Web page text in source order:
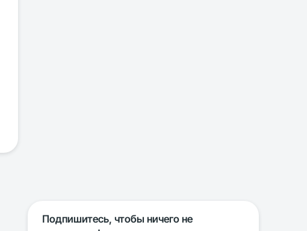
Подпишитесь, чтобы ничего не